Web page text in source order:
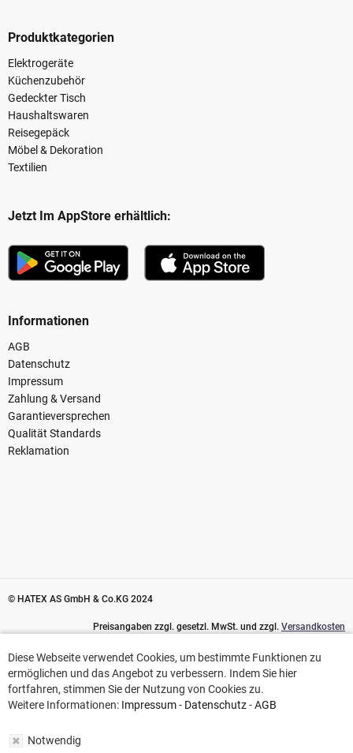
Produktkategorien
Elektrogeräte
Küchenzubehör
Gedeckter Tisch
Haushaltswaren
Reisegepäck
Möbel & Dekoration
Textilien
Jetzt Im AppStore erhältlich:
Informationen
AGB
Datenschutz
Impressum
Zahlung & Versand
Garantieversprechen
Qualität Standards
Reklamation
© HATEX AS GmbH & Co.KG 2024
Preisangaben zzgl. gesetzl. MwSt. und zzgl. Versandkosten
Diese Webseite verwendet Cookies, um bestimmte Funktionen zu
ermöglichen und das Angebot zu verbessern. Indem Sie hier
fortfahren, stimmen Sie der Nutzung von Cookies zu.
Weitere Informationen: Impressum- Datenschutz-AGB
Notwendig
Diese Webseite verwendet Cookies, um bestimmte Funktionen zu
ermöglichen und das Angebot zu verbessern. Indem Sie hier
fortfahren, stimmen Sie der Nutzung von Cookies zu.
Weitere Informationen: Impressum- Datenschutz-AGB
Notwendig